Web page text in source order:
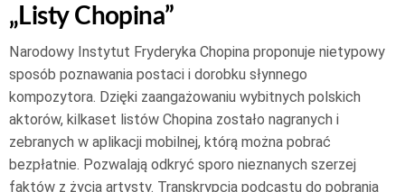
„Listy Chopina”
Narodowy Instytut Fryderyka Chopina proponuje nietypowy
sposób poznawania postaci i dorobku słynnego
kompozytora. Dzięki zaangażowaniu wybitnych polskich
aktorów, kilkaset listów Chopina zostało nagranych i
zebranych w aplikacji mobilnej, którą można pobrać
bezpłatnie. Pozwalają odkryć sporo nieznanych szerzej
faktów z życia artysty. Transkrypcja podcastu do pobrania